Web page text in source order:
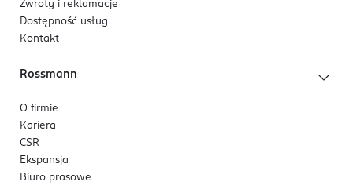
Zwroty i reklamacje
Dostępność usług
Kontakt
Rossmann
O firmie
Kariera
CSR
Ekspansja
Biuro prasowe